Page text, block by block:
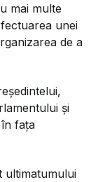
mai multe
unei
de a
și
fața
ultimatumului